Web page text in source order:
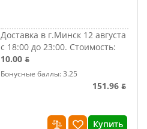
Доставка в г.Минск 12 августа
с 18:00 до 23:00. Стоимость:
10.00 ƃ
Бонусные баллы: 3.25
151.96 ƃ
Купить